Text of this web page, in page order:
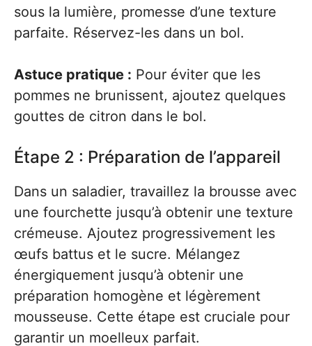
sous la lumière, promesse d’une texture
parfaite. Réservez-les dans un bol.
Astuce pratique : Pour éviter que les
pommes ne brunissent, ajoutez quelques
gouttes de citron dans le bol.
Étape 2 : Préparation de l’appareil
Dans un saladier, travaillez la brousse avec
une fourchette jusqu’à obtenir une texture
crémeuse. Ajoutez progressivement les
œufs battus et le sucre. Mélangez
énergiquement jusqu’à obtenir une
préparation homogène et légèrement
mousseuse. Cette étape est cruciale pour
garantir un moelleux parfait.